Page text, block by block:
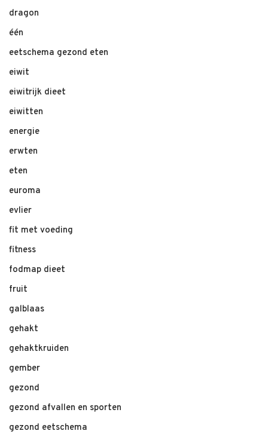
dragon
één
eetschema gezond eten
eiwit
eiwitrijk dieet
eiwitten
energie
erwten
eten
euroma
evlier
fit met voeding
fitness
fodmap dieet
fruit
galblaas
gehakt
gehaktkruiden
gember
gezond
gezond afvallen en sporten
gezond eetschema